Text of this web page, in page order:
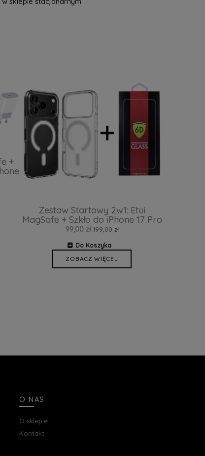
+
Zestaw Startowy 2w1: Etui
MagSafe + Szkło do iPhone 17 Pro
99,00 zł 199,00 zł
Do Koszyka
ZOBACZ WIĘCEJ
O NAS
O sklepie
Kontakt